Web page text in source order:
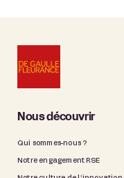
Nous découvrir
Qui sommes-nous ?
Notre engagement RSE